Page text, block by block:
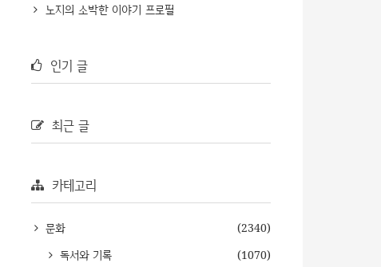
노지의 소박한 이야기 프로필
인기 글
최근 글
카테고리
문화
(2340)
독서와 기록
(1070)